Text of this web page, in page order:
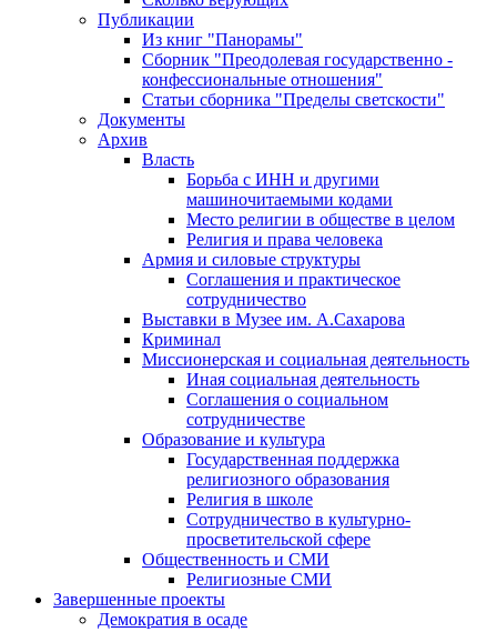
Публикации
Из книг "Панорамы"
Сборник "Преодолевая государственно -
конфессиональные отношения"
Статьи сборника "Пределы светскости"
Документы
Архив
Власть
Борьба с ИНН и другими
машиночитаемыми кодами
Место религии в обществе в целом
Религия и права человека
Армия и силовые структуры
Соглашения и практическое
сотрудничество
Выставки в Музее им. А.Сахарова
Криминал
Миссионерская и социальная деятельность
Иная социальная деятельность
Соглашения о социальном
сотрудничестве
Образование и культура
Государственная поддержка
религиозного образования
Религия в школе
Сотрудничество в культурно-
просветительской сфере
Общественность и СМИ
Религиозные СМИ
Завершенные проекты
Демократия в осаде